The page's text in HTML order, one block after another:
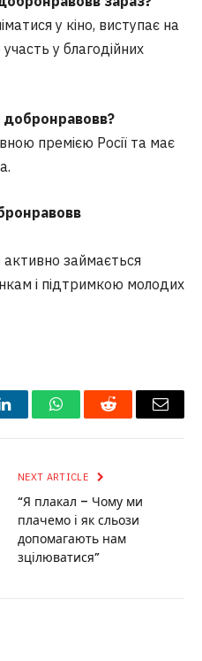
у кіно, виступає на
у благодійних
премією Росії та має
займається
і підтримкою молодих
LinkedInWhatsAppReddit Email
NEXT ARTICLE
“Я плакал – Чому ми
плачемо і як сльози
допомагають нам
зцілюватися”